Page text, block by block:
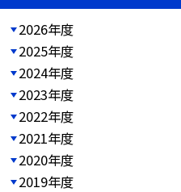
2026年度
2025年度
2024年度
2023年度
2022年度
2021年度
2020年度
2019年度